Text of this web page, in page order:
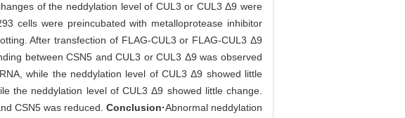
of the neddylation level of CUL3 or CUL3 Δ9 were
cells were preincubated with metalloprotease inhibitor
After transfection of FLAG-CUL3 or FLAG-CUL3 Δ9
between CSN5 and CUL3 or CUL3 Δ9 was observed
while the neddylation level of CUL3 Δ9 showed little
the neddylation level of CUL3 Δ9 showed little change.
CSN5 was reduced. Conclusion·Abnormal neddylation